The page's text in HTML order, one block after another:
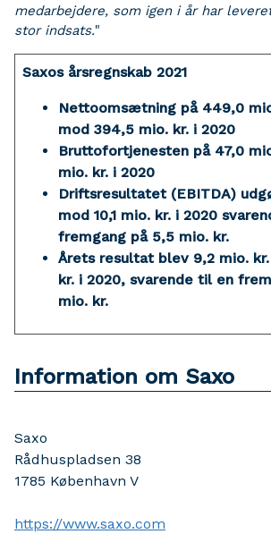
medarbejdere, som igen i år har
stor indsats."
Saxos årsregnskab 2021
Nettoomsætning på 449,0
mod 394,5 mio. kr. i 2020
Bruttofortjenesten på 47,0
mio. kr. i 2020
Driftsresultatet (EBITDA)
mod 10,1 mio. kr. i 2020
fremgang på 5,5 mio. kr.
Årets resultat blev 9,2 mio.
kr. i 2020, svarende til en
mio. kr.
Information om Saxo
Saxo
Rådhuspladsen 38
1785 København V
https://www.saxo.com